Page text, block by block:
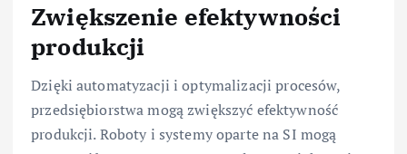
Zwiększenie efektywności
produkcji
Dzięki automatyzacji i optymalizacji procesów,
przedsiębiorstwa mogą zwiększyć efektywność
produkcji. Roboty i systemy oparte na SI mogą